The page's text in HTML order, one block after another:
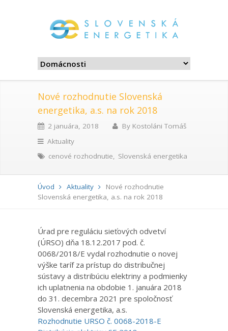
Nové rozhodnutie Slovenská
energetika, a.s. na rok 2018
2 januára, 2018 By Kostoláni Tomáš
Aktuality
cenové rozhodnutie, Slovenská energetika
Úvod Aktuality
Nové rozhodnutie
Slovenská energetika, a.s. na rok 2018
Úrad pre reguláciu sieťových odvetví
(ÚRSO) dňa 18.12.2017 pod. č.
0068/2018/E vydal rozhodnutie o novej
výške taríf za prístup do distribučnej
sústavy a distribúciu elektriny a podmienky
ich uplatnenia na obdobie 1. januára 2018
do 31. decembra 2021 pre spoločnosť
Slovenská energetika, a.s.
Rozhodnutie URSO č. 0068-2018-E